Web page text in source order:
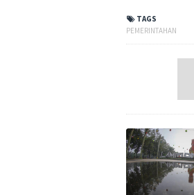
TAGS
PEMERINTAHAN